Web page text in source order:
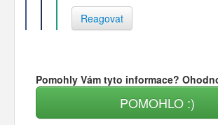
Reagovat
Pomohly Vám tyto informace?
POMOHLO :)